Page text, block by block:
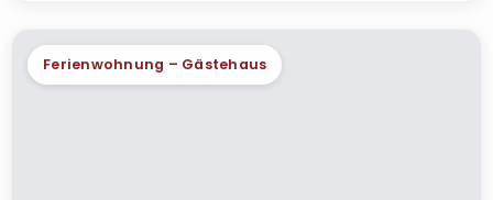
Ferienwohnung – Gästehaus